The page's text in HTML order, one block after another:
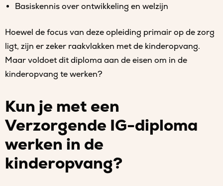
Basiskennis over ontwikkeling en welzijn
Hoewel de focus van deze opleiding primair op de zorg
ligt, zijn er zeker raakvlakken met de kinderopvang.
Maar voldoet dit diploma aan de eisen om in de
kinderopvang te werken?
Kun je met een
Verzorgende IG-diploma
werken in de
kinderopvang?